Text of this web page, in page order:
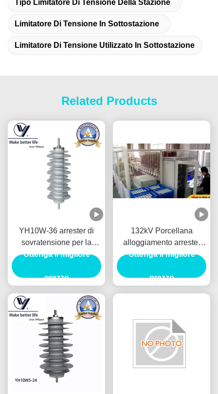
Tipo Limitatore Di Tensione Della Stazione
Limitatore Di Tensione In Sottostazione
Limitatore Di Tensione Utilizzato In Sottostazione
Related Products
YH10W-36 arrester di
sovratensione per la
protezione da fulmini
Ottenga il migliore
prezzo
132kV Porcellana
alloggiamento arrester
fulmine Y10W5-132 per
Ottenga il migliore
prezzo